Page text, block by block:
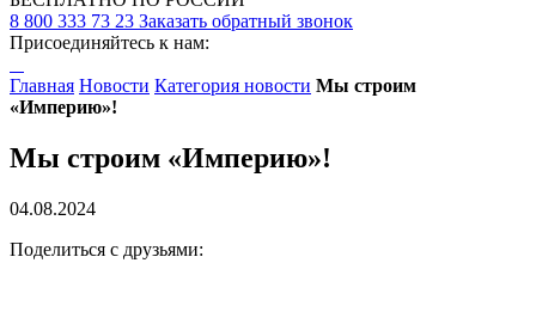
8 800 333 73 23 Заказать обратный звонок
Присоединяйтесь к нам:
Главная Новости Категория новости Мы строим
«Империю»!
Мы строим «Империю»!
04.08.2024
Поделиться с друзьями: